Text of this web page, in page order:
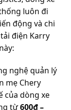
luôn đi
động và chi
điện Karry
nghệ quản lý
mẹ Chery
của dòng xe
từ600đ –